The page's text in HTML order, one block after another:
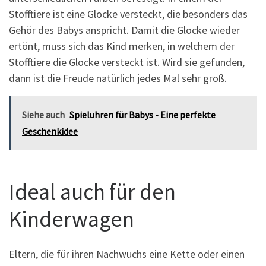
Stofftiere ist eine Glocke versteckt, die besonders das
Gehör des Babys anspricht. Damit die Glocke wieder
ertönt, muss sich das Kind merken, in welchem der
Stofftiere die Glocke versteckt ist. Wird sie gefunden,
dann ist die Freude natürlich jedes Mal sehr groß.
Siehe auch Spieluhren für Babys - Eine perfekte
Geschenkidee
Ideal auch für den
Kinderwagen
Eltern, die für ihren Nachwuchs eine Kette oder einen